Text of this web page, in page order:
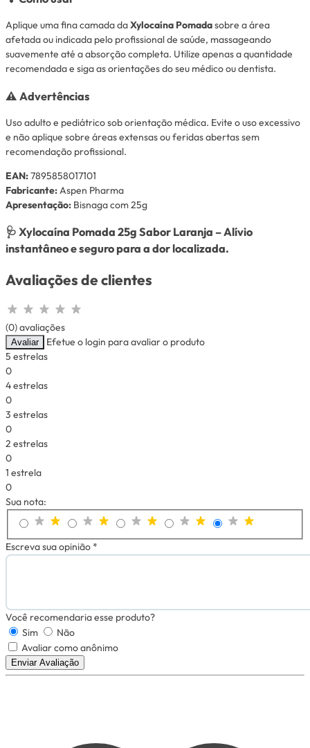
Aplique uma fina camada daXylocaína Pomadasobre a área
afetada ou indicada pelo profissional de saúde, massageando
suavemente até a absorção completa. Utilize apenas a quantidade
recomendada e siga as orientações do seu médico ou dentista.
⚠️ Advertências
Uso adulto e pediátrico sob orientação médica. Evite o uso excessivo
e não aplique sobre áreas extensas ou feridas abertas sem
recomendação profissional.
EAN:7895858017101
Fabricante:Aspen Pharma
Apresentação: Bisnaga com 25g
🩺 Xylocaína Pomada 25g Sabor Laranja – Alívio
instantâneo e seguro para a dor localizada.
Avaliações de clientes
(0) avaliações
Avaliar
Efetue o login para avaliar o produto
5 estrelas
0
4 estrelas
0
3 estrelas
0
2 estrelas
0
1 estrela
0
Sua nota:
Escreva sua opinião *
Você recomendaria esse produto?
Sim
Não
Avaliar como anônimo
Enviar Avaliação